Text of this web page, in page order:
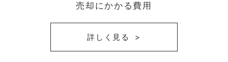
売却にかかる費用
詳しく見る